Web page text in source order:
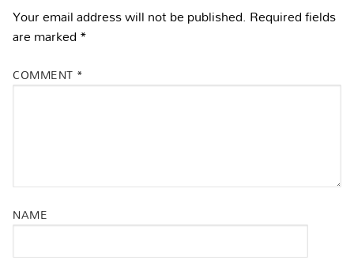
Your email address will not be published. Required fields
are marked*
COMMENT *
NAME